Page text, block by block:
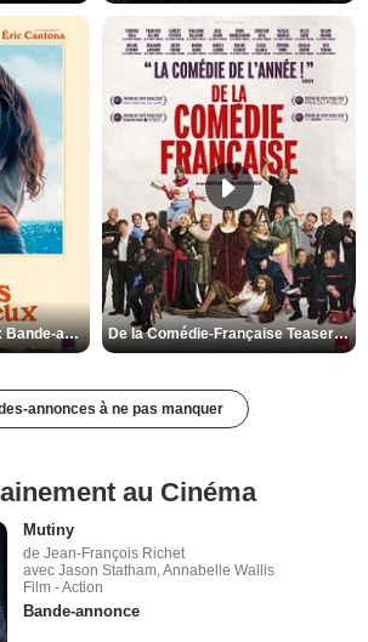
Les Matins merveilleux Bande-annonce VF De la Comédie-Française Teaser VF
annonces à ne pas manquer
au Cinéma
Mutiny
de Jean-François Richet
avec Jason Statham, Annabelle Wallis
Film - Action
Bande-annonce